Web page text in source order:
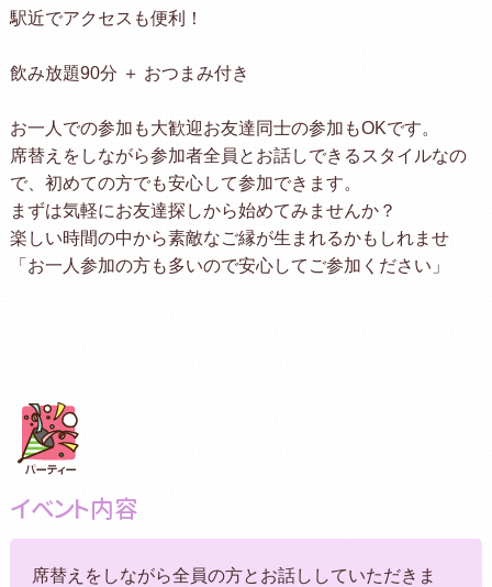
駅近でアクセスも便利！
飲み放題90分 ＋ おつまみ付き
お一人での参加も大歓迎お友達同士の参加もOKです。
席替えをしながら参加者全員とお話しできるスタイルなの
で、初めての方でも安心して参加できます。
まずは気軽にお友達探しから始めてみませんか？
楽しい時間の中から素敵なご縁が生まれるかもしれませ
「お一人参加の方も多いので安心してご参加ください」
イベント内容
席替えをしながら全員の方とお話ししていただきま